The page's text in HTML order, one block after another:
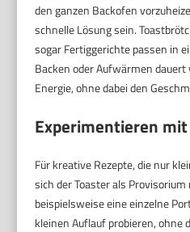
den ganzen Backofen
schnelle Lösung sein.
sogar Fertiggerichte passen in
Backen oder Aufwärmen
Energie, ohne dabei den
Experimentieren
Für kreative Rezepte, die nur
sich der Toaster als
beispielsweise eine einzelne
kleinen Auflauf probieren, ohne